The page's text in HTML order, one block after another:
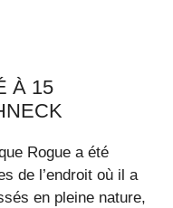
À 15
Rogue a été
de l’endroit où il a
en pleine nature,